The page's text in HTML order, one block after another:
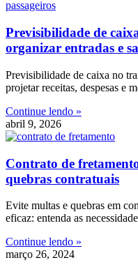
Previsibilidade de
organizar entradas e
Previsibilidade de caixa no
projetar receitas, despesas e
Continue lendo »
abril 9, 2026
Contrato de
quebras contratuais
Evite multas e quebras em
eficaz: entenda as
Continue lendo »
março 26, 2024